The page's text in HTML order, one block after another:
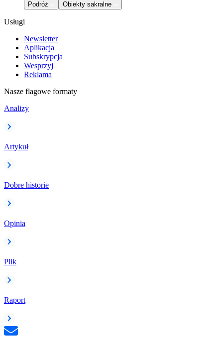
Podróż
Obiekty sakralne
Usługi
Newsletter
Aplikacja
Subskrypcja
Wesprzyj
Reklama
Nasze flagowe formaty
Analizy
Artykuł
Dobre historie
Opinia
Plik
Raport